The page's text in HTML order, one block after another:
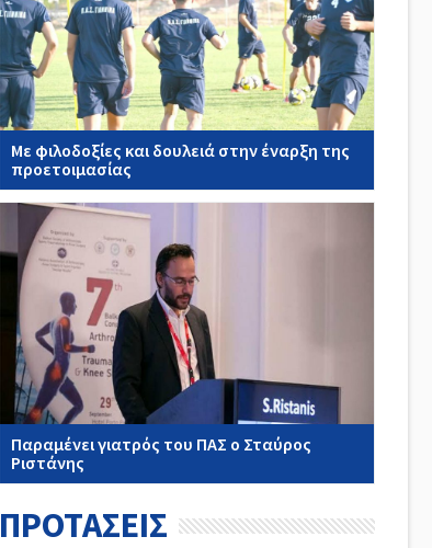
Με φιλοδοξίες και δουλειά στην έναρξη της
προετοιμασίας
Παραμένει γιατρός του ΠΑΣ ο Σταύρος
Ριστάνης
ΠΡΟΤΑΣΕΙΣ